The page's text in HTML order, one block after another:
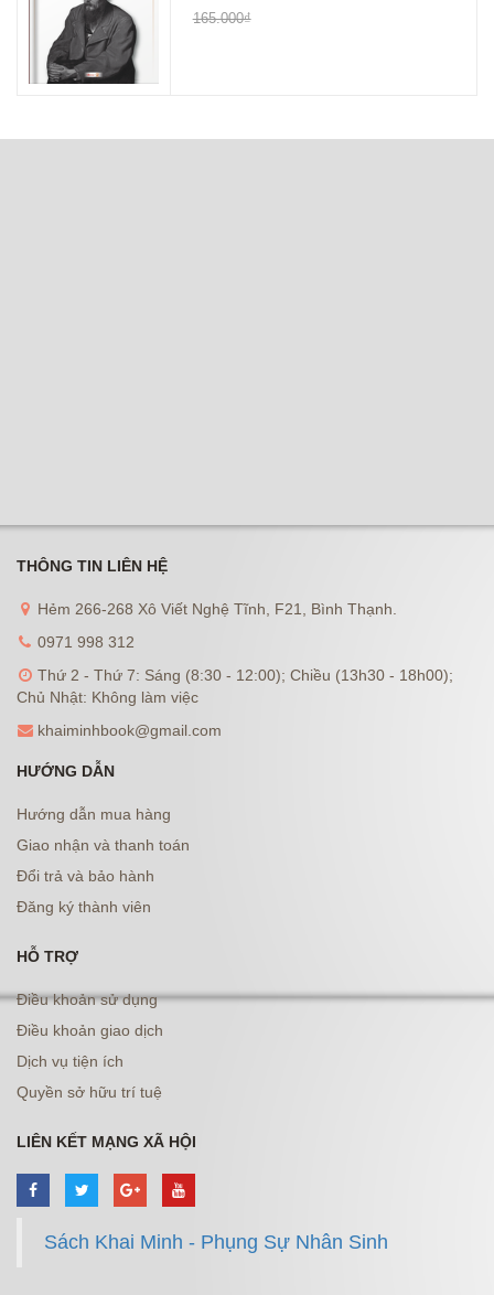
165.000₫
THÔNG TIN LIÊN HỆ
Hẻm 266-268 Xô Viết Nghệ Tĩnh, F21, Bình Thạnh.
0971 998 312
Thứ 2 - Thứ 7: Sáng (8:30 - 12:00); Chiều (13h30 - 18h00);
Chủ Nhật: Không làm việc
khaiminhbook@gmail.com
HƯỚNG DẪN
Hướng dẫn mua hàng
Giao nhận và thanh toán
Đổi trả và bảo hành
Đăng ký thành viên
HỖ TRỢ
Điều khoản sử dụng
Điều khoản giao dịch
Dịch vụ tiện ích
Quyền sở hữu trí tuệ
LIÊN KẾT MẠNG XÃ HỘI
Sách Khai Minh - Phụng Sự Nhân Sinh